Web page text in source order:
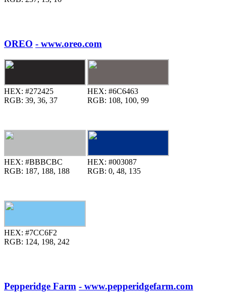
OREO - www.oreo.com
HEX: #272425
RGB: 39, 36, 37
HEX: #6C6463
RGB: 108, 100, 99
HEX: #BBBCBC
RGB: 187, 188, 188
HEX: #003087
RGB: 0, 48, 135
HEX: #7CC6F2
RGB: 124, 198, 242
Pepperidge Farm - www.pepperidgefarm.com